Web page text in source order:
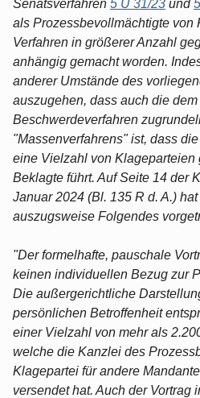
Senatsverfahren 5 U 31/23 und
als Prozessbevollmächtigte von
Verfahren in größerer Anzahl
anhängig gemacht worden.
anderer Umstände des
auszugehen, dass auch die
Beschwerdeverfahren
"Massenverfahrens" ist, dass
eine Vielzahl von Klageparteien
Beklagte führt. Auf Seite 14 der
Januar 2024 (Bl. 135 R d. A.)
auszugsweise Folgendes
"Der formelhafte, pauschale
keinen individuellen Bezug zur
Die außergerichtliche
persönlichen Betroffenheit
einer Vielzahl von mehr als
welche die Kanzlei des
Klagepartei für andere
versendet hat. Auch der Vortrag